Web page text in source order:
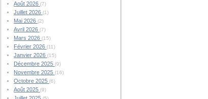
Août 2026(7)
Juillet 2026(1)
Mai 2026(2)
Avril 2026(7)
Mars 2026(15)
Février 2026(11)
Janvier 2026(15)
Décembre 2025(9)
Novembre 2025(16)
Octobre 2025(6)
Août 2025(9)